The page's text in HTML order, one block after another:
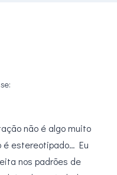
não é algo muito
é estereotipado… Eu
nos padrões de